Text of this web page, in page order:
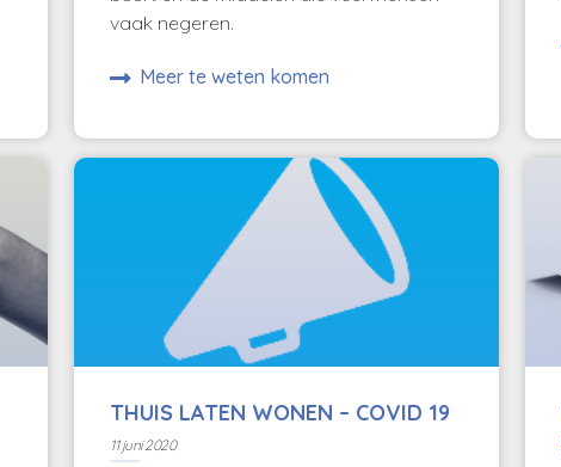
vaak negeren.
Meer te weten komen
THUIS LATEN WONEN – COVID 19
11 juni 2020